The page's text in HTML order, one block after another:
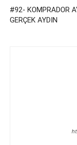
#92- KOMPRADOR
GERÇEK AYDIN